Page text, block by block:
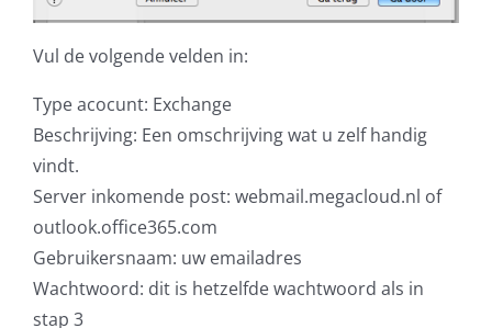
Vul de volgende velden in:
Type acocunt: Exchange
Beschrijving: Een omschrijving wat u zelf handig
vindt.
Server inkomende post: webmail.megacloud.nl of
outlook.office365.com
Gebruikersnaam: uw emailadres
Wachtwoord: dit is hetzelfde wachtwoord als in
stap 3